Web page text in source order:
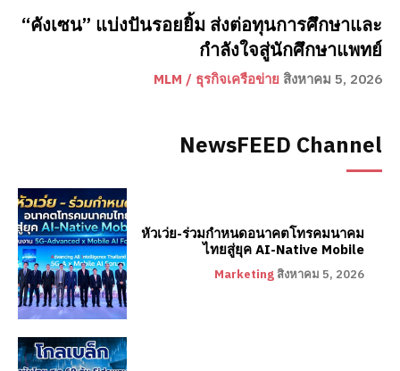
“คังเซน” แบ่งปันรอยยิ้ม ส่งต่อทุนการศึกษาและ
กำลังใจสู่นักศึกษาแพทย์
MLM / ธุรกิจเครือข่าย สิงหาคม 5, 2026
NewsFEED Channel
หัวเว่ย-ร่วมกำหนดอนาคตโทรคมนาคม
ไทยสู่ยุค AI-Native Mobile
Marketing สิงหาคม 5, 2026